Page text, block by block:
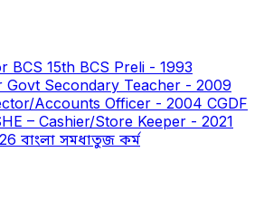
BCS 15th BCS Preli - 1993
Govt Secondary Teacher - 2009
Accounts Officer - 2004 CGDF
– Cashier/Store Keeper - 2021
বাংলা সমধাতুজ কর্ম